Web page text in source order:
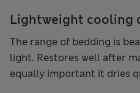
Lightweight cooling
The range of bedding is
light. Restores well after
equally important it dries